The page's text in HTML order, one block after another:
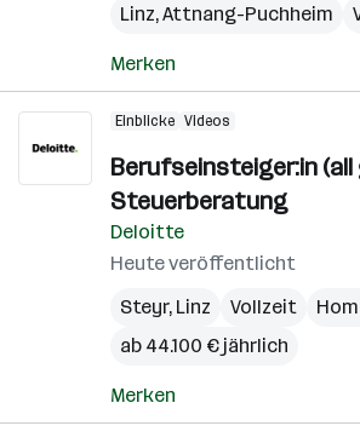
Linz,Attnang-Puchheim
Merken
Einblicke Videos
Berufseinsteiger:in (all
Steuerberatung
Deloitte
Heute veröffentlicht
Steyr, Linz Vollzeit
ab 44.100 € jährlich
Merken